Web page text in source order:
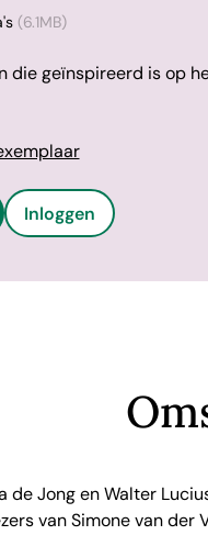
(6.1MB)
die geïnspireerd is op
Inloggen
de Jong en Walter
van Simone van der